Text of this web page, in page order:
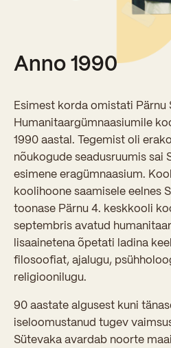
Nõukogu ja
Anno 1990
Esimest korda omistati Pärnu
Humanitaargümnaasiumile
1990 aastal. Tegemist oli
nõukogude seadusruumis sai
esimene eragümnaasium.
koolihoone saamisele eelnes
toonase Pärnu 4. keskkooli
septembris avatud
lisaainetena õpetati ladina
filosoofiat, ajalugu,
religioonilugu.
90 aastate algusest kuni
iseloomustanud tugev
Sütevaka avardab noorte